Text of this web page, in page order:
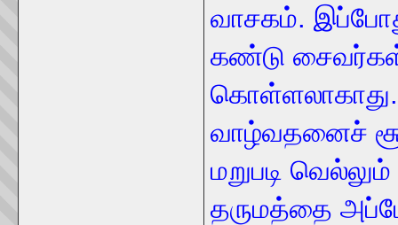
வாசகம்.
கண்டு
கொள்ளலாகாது.
வாழ்வதனைச்
மறுபடி
தருமத்தை